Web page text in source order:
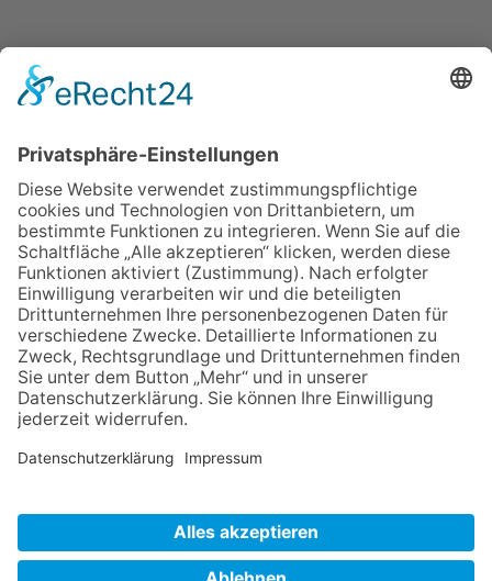
IMPRESSUM
VERBRAUCHERSTREITBEILEGUNGSGESETZ
HINWEISGEBERSCHUTZGESETZ LINKS/PARTNER
KONTAKT VORLESE-FUNKTION: READSPEAKER
GOOD NEWS | ELTERNBRIEFE
DATENSCHUTZ GGMBH DATENSCHUTZ E.V.
DATENVERARBEITUNG TAA | AFE